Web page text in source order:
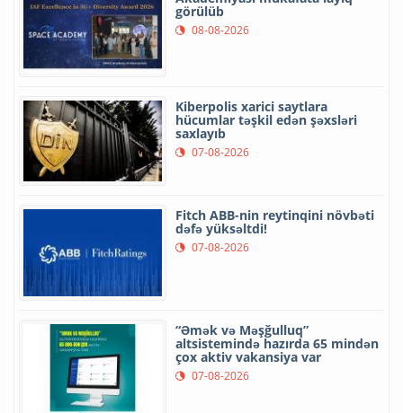
görülüb
08-08-2026
Kiberpolis xarici saytlara
hücumlar təşkil edən şəxsləri
saxlayıb
07-08-2026
Fitch ABB-nin reytinqini növbəti
dəfə yüksəltdi!
07-08-2026
“Əmək və Məşğulluq”
altsistemində hazırda 65 mindən
çox aktiv vakansiya var
07-08-2026